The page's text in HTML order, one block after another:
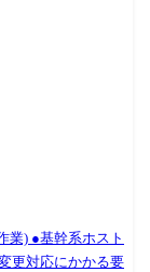
業) ●基幹系ホスト
更対応にかかる要